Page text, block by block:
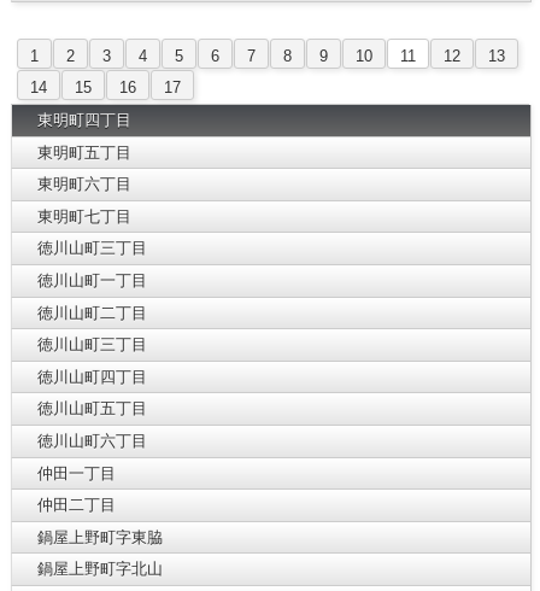
1 2 3 4 5 6 7 8 9 10 11 12
13
14
15 16
17
東明町四丁目
東明町五丁目
東明町六丁目
東明町七丁目
徳川山町三丁目
徳川山町一丁目
徳川山町二丁目
徳川山町三丁目
徳川山町四丁目
徳川山町五丁目
徳川山町六丁目
仲田一丁目
仲田二丁目
鍋屋上野町字東脇
鍋屋上野町字北山